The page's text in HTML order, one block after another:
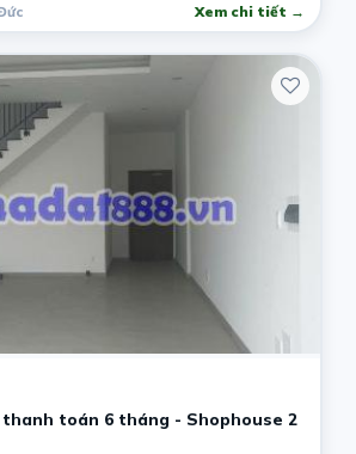
Xem chi tiết →
thanh toán 6 tháng - Shophouse 2